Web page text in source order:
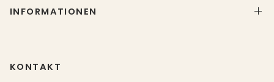
INFORMATIONEN
KONTAKT